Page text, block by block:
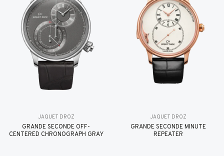
JAQUET DROZ
GRANDE SECONDE OFF-
CENTERED CHRONOGRAPH GRAY
JAQUET DROZ
GRANDE SECONDE MINUTE
REPEATER